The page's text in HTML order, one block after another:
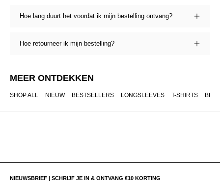
Hoe lang duurt het voordat ik mijn bestelling ontvang?
Hoe retourneer ik mijn bestelling?
MEER ONTDEKKEN
SHOP ALL NIEUW BESTSELLERS LONGSLEEVES T-SHIRTS
NIEUWSBRIEF | SCHRIJF JE IN & ONTVANG €10 KORTING